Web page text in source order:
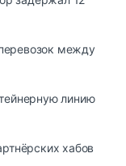
между
линию
хабов